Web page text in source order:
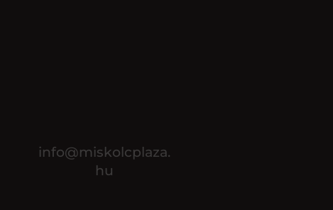
info@miskolcplaza.
hu